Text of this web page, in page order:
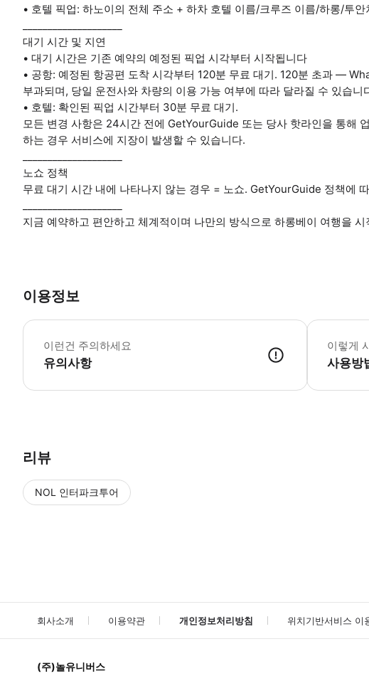
• 호텔 픽업: 하노이의 전체 주소 + 하차 호텔 이름/크루즈 이름/하롱/투안
대기 시간 및 지연
• 대기 시간은 기존 예약의 예정된 픽업 시각부터 시작됩니다
• 공항: 예정된 항공편 도착 시각부터 120분 무료 대기. 120분 초과 —
부과되며, 당일 운전사와 차량의 이용 가능 여부에 따라 달라질 수 있습니
• 호텔: 확인된 픽업 시간부터 30분 무료 대기.
모든 변경 사항은 24시간 전에 GetYourGuide 또는 당사 핫라인을 통해
하는 경우 서비스에 지장이 발생할 수 있습니다.
노쇼 정책
무료 대기 시간 내에 나타나지 않는 경우 = 노쇼. GetYourGuide 정책에
지금 예약하고 편안하고 체계적이며 나만의 방식으로 하롱베이 여행을 시
이용정보
이런건 주의하세요
유의사항
1. 정확한 픽
이렇게
사용방
리뷰
NOL 인터파크투어
회사소개 이용약관 개인정보처리방침 위치기반서비스 이
(주)놀유니버스